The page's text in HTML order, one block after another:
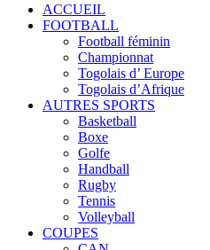
ACCUEIL
FOOTBALL
Football féminin
Championnat
Togolais d’ Europe
Togolais d’Afrique
AUTRES SPORTS
Basketball
Boxe
Golfe
Handball
Rugby
Tennis
Volleyball
COUPES